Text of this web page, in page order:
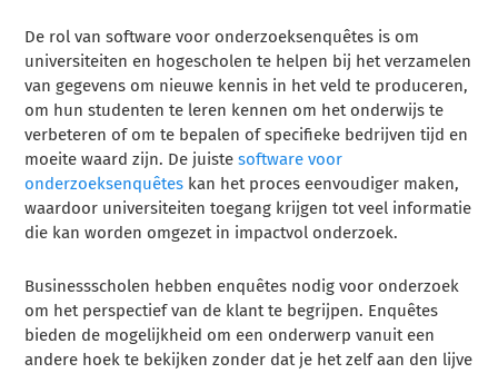
De rol van software voor onderzoeksenquêtes is om
universiteiten en hogescholen te helpen bij het verzamelen
van gegevens om nieuwe kennis in het veld te produceren,
om hun studenten te leren kennen om het onderwijs te
verbeteren of om te bepalen of specifieke bedrijven tijd en
moeite waard zijn. De juistesoftware voor
onderzoeksenquêtes kan het proces eenvoudiger maken,
waardoor universiteiten toegang krijgen tot veel informatie
die kan worden omgezet in impactvol onderzoek.
Businessscholen hebben enquêtes nodig voor onderzoek
om het perspectief van de klant te begrijpen. Enquêtes
bieden de mogelijkheid om een onderwerp vanuit een
andere hoek te bekijken zonder dat je het zelf aan den lijve